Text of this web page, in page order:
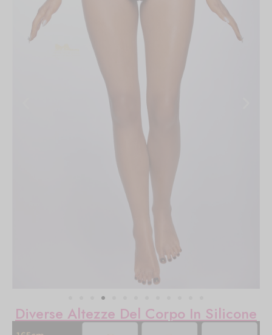
Diverse Altezze Del Corpo In Silicone